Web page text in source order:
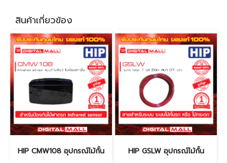
สินค้าเกี่ยวข้อง
HIP CMW108 อุปกรณ์ไม้กั้น HIP GSLW อุปกรณ์ไม้กั้น